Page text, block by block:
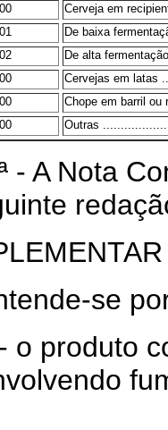
Cerveja em
De baixa
De alta
Cervejas em latas
Chope em barril
Outras
Nota
se